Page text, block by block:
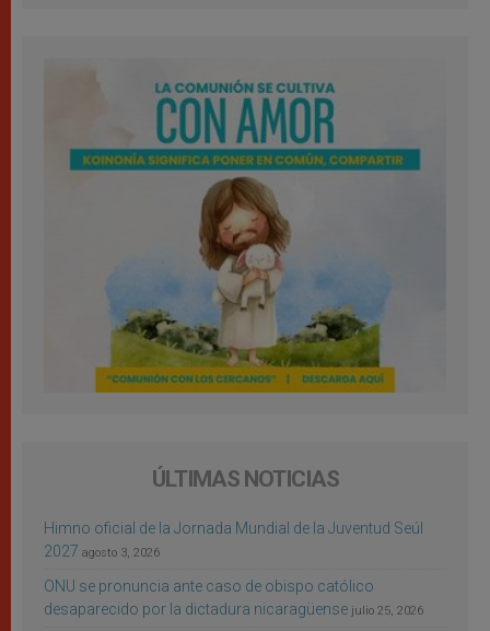
ÚLTIMAS NOTICIAS
Himno oficial de la Jornada Mundial de la Juventud Seúl
2027 agosto 3, 2026
ONU se pronuncia ante caso de obispo católico
desaparecido por la dictadura nicaragüense julio 25, 2026